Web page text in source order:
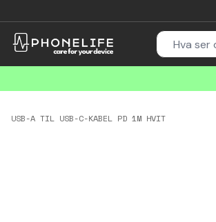
USB-A TIL USB-C-KABEL PD 1M HVIT